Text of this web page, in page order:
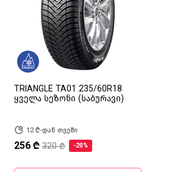
TRIANGLE TA01 235/60R18
ყველა სეზონი (საბურავი)
12 ₾-დან თვეში
256 ₾ 320 ₾ -20%